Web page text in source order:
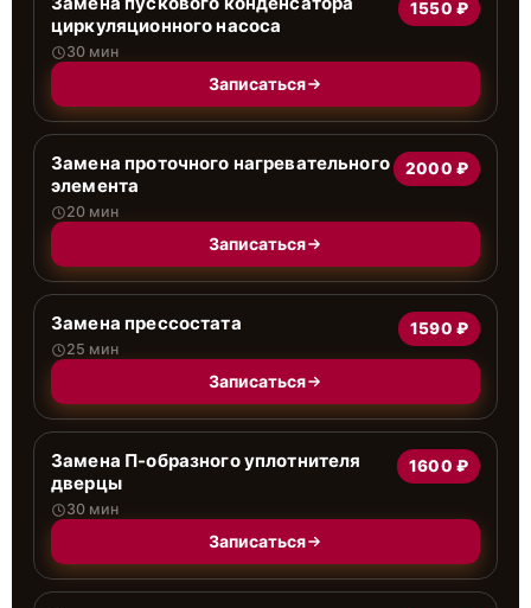
циркуляционного насоса
30 мин
1550 ₽
Записаться
Замена проточного нагревательного
элемента
20 мин
2000 ₽
Записаться
Замена прессостата
25 мин
1590 ₽
Записаться
Замена П-образного уплотнителя
дверцы
30 мин
1600 ₽
Записаться